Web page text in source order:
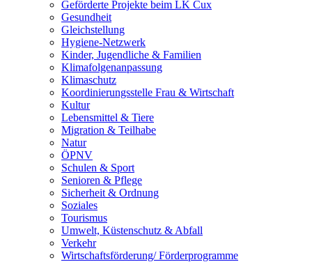
Geförderte Projekte beim LK Cux
Gesundheit
Gleichstellung
Hygiene-Netzwerk
Kinder, Jugendliche & Familien
Klimafolgenanpassung
Klimaschutz
Koordinierungsstelle Frau & Wirtschaft
Kultur
Lebensmittel & Tiere
Migration & Teilhabe
Natur
ÖPNV
Schulen & Sport
Senioren & Pflege
Sicherheit & Ordnung
Soziales
Tourismus
Umwelt, Küstenschutz & Abfall
Verkehr
Wirtschaftsförderung/ Förderprogramme